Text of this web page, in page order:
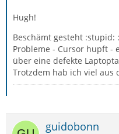
Hugh!
Beschämt gesteht :stupid:
Probleme - Cursor hupft -
über eine defekte
Trotzdem hab ich viel aus
guidobonn